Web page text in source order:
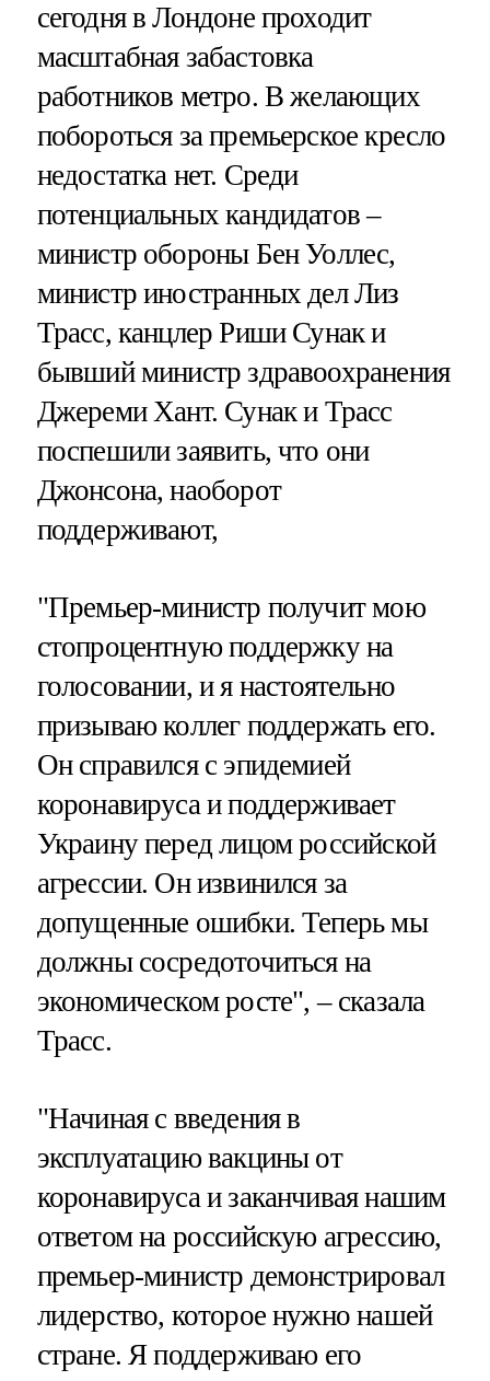
сегодня в Лондоне проходит
масштабная забастовка
работников метро. В желающих
побороться за премьерское кресло
недостатка нет. Среди
потенциальных кандидатов –
министр обороны Бен Уоллес,
министр иностранных дел Лиз
Трасс, канцлер Риши Сунак и
бывший министр здравоохранения
Джереми Хант. Сунак и Трасс
поспешили заявить, что они
Джонсона, наоборот
поддерживают,
"Премьер-министр получит мою
стопроцентную поддержку на
голосовании, и я настоятельно
призываю коллег поддержать его.
Он справился с эпидемией
коронавируса и поддерживает
Украину перед лицом российской
агрессии. Он извинился за
допущенные ошибки. Теперь мы
должны сосредоточиться на
экономическом росте", – сказала
Трасс.
"Начиная с введения в
эксплуатацию вакцины от
коронавируса и заканчивая нашим
ответом на российскую агрессию,
премьер-министр демонстрировал
лидерство, которое нужно нашей
стране. Я поддерживаю его